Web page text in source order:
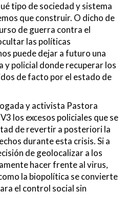
tipo de sociedad y sistema
que construir. O dicho de
de guerra contra el
las políticas
puede dejar a futuro una
y policial donde recuperar los
de facto por el estado de
y activista Pastora
los excesos policiales que se
de revertir a posteriori la
durante esta crisis. Si a
de geolocalizar a los
hacer frente al virus,
la biopolítica se convierte
el control social sin